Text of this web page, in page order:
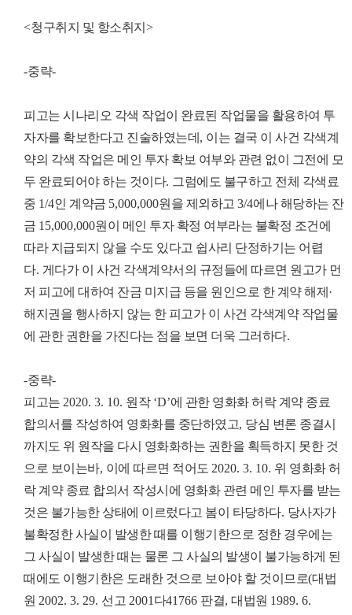
<청구취지 및 항소취지 >
-중략-
피고는 시나리오 각색 작업이 완료된 작업물을 활용하여 투
자자를 확보한다고 진술하였는데 , 이는 결국 이 사건 각색계
약의 각색 작업은 메인 투자 확보 여부와 관련 없이 그전에 모
두 완료되어야 하는 것이다. 그럼에도 불구하고 전체 각색료
중 1/4인 계약금 5,000,000원을 제외하고 3/4에나 해당하는 잔
금 15,000,000원이 메인 투자 확정 여부라는 불확정 조건에
따라 지급되지 않을 수도 있다고 쉽사리 단정하기는 어렵
다. 게다가 이 사건 각색계약서의 규정들에 따르면 원고가 먼
저 피고에 대하여 잔금 미지급 등을 원인으로 한 계약 해제 ·
해지권을 행사하지 않는 한 피고가 이 사건 각색계약 작업물
에 관한 권한을 가진다는 점을 보면 더욱 그러하다.
-중략-
피고는 2020. 3. 10. 원작 ‘D’에 관한 영화화 허락 계약 종료
합의서를 작성하여 영화화를 중단하였고, 당심 변론 종결시
까지도 위 원작을 다시 영화화하는 권한을 획득하지 못한 것
으로 보이는바, 이에 따르면 적어도 2020. 3. 10. 위 영화화 허
락 계약 종료 합의서 작성시에 영화화 관련 메인 투자를 받는
것은 불가능한 상태에 이르렀다고 봄이 타당하다. 당사자가
불확정한 사실이 발생한 때를 이행기한으로 정한 경우에는
그 사실이 발생한 때는 물론 그 사실의 발생이 불가능하게 된
때에도 이행기한은 도래한 것으로 보아야 할 것이므로(대법
원 2002. 3. 29. 선고 2001 다41766 판결, 대법원 1989. 6.